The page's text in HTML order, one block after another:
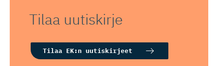
Tilaa uutiskirje
Tilaa EK:n uutiskirjeet